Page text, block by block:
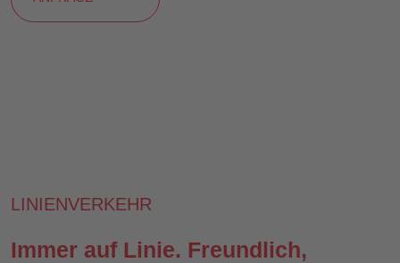
LINIENVERKEHR
Immer auf Linie. Freundlich,